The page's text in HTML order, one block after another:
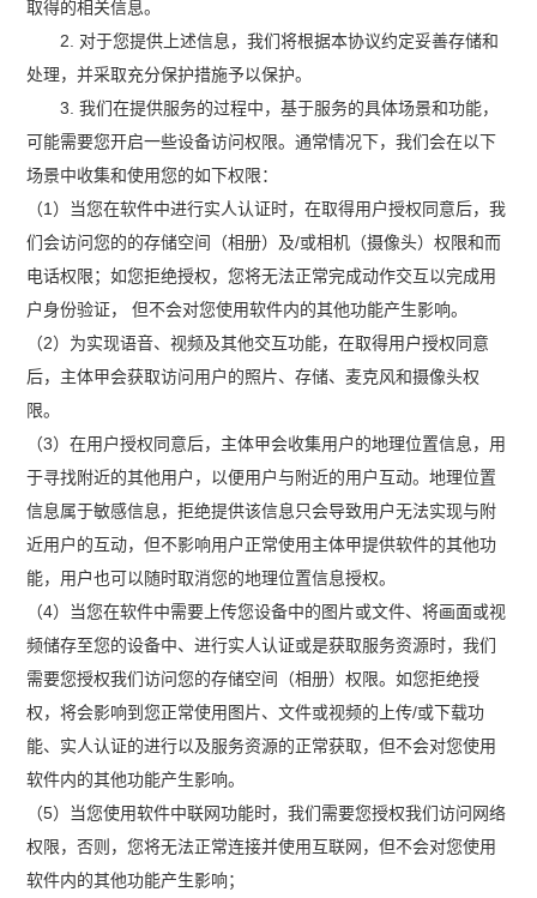
取得的相关信息。
2. 对于您提供上述信息，我们将根据本协议约定妥善存储和
处理，并采取充分保护措施予以保护。
3. 我们在提供服务的过程中，基于服务的具体场景和功能，
可能需要您开启一些设备访问权限。通常情况下，我们会在以下
场景中收集和使用您的如下权限：
（1）当您在软件中进行实人认证时，在取得用户授权同意后，我
们会访问您的的存储空间（相册）及/或相机（摄像头）权限和而
电话权限；如您拒绝授权，您将无法正常完成动作交互以完成用
户身份验证， 但不会对您使用软件内的其他功能产生影响。
（2）为实现语音、视频及其他交互功能，在取得用户授权同意
后，主体甲会获取访问用户的照片、存储、麦克风和摄像头权
限。
（3）在用户授权同意后，主体甲会收集用户的地理位置信息，用
于寻找附近的其他用户，以便用户与附近的用户互动。地理位置
信息属于敏感信息，拒绝提供该信息只会导致用户无法实现与附
近用户的互动，但不影响用户正常使用主体甲提供软件的其他功
能，用户也可以随时取消您的地理位置信息授权。
（4）当您在软件中需要上传您设备中的图片或文件、将画面或视
频储存至您的设备中、进行实人认证或是获取服务资源时，我们
需要您授权我们访问您的存储空间（相册）权限。如您拒绝授
权，将会影响到您正常使用图片、文件或视频的上传/或下载功
能、实人认证的进行以及服务资源的正常获取，但不会对您使用
软件内的其他功能产生影响。
（5）当您使用软件中联网功能时，我们需要您授权我们访问网络
权限，否则，您将无法正常连接并使用互联网，但不会对您使用
软件内的其他功能产生影响；